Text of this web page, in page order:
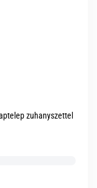
zuhanyszettel